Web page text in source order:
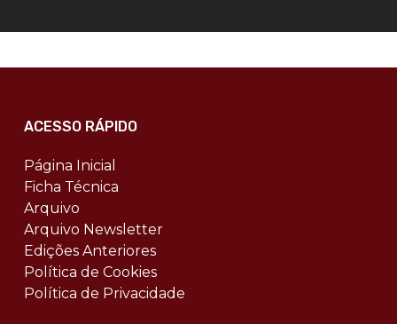
ACESSO RÁPIDO
Página Inicial
Ficha Técnica
Arquivo
Arquivo Newsletter
Edições Anteriores
Política de Cookies
Política de Privacidade